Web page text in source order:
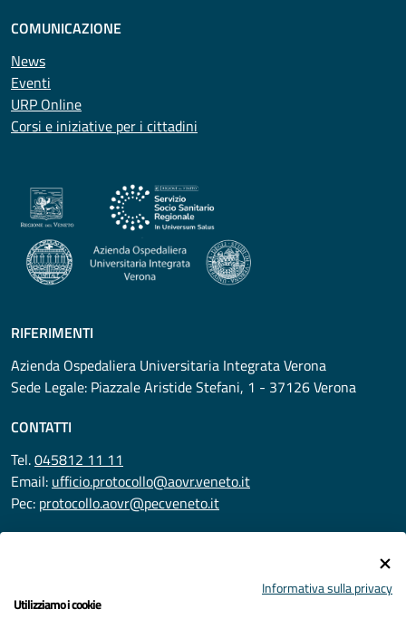
COMUNICAZIONE
News
Eventi
URP Online
Corsi e iniziative per i cittadini
RIFERIMENTI
Azienda Ospedaliera Universitaria Integrata Verona
Sede Legale: Piazzale Aristide Stefani, 1 - 37126 Verona
CONTATTI
Tel.045812 11 11
Email: ufficio.protocollo@aovr.veneto.it
Pec: protocollo.aovr@pecveneto.it
Informativa sulla privacy
Utilizziamo i cookie